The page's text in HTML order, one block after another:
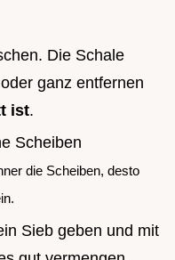
Die Schale
ganz entfernen
ist.
Scheiben
die Scheiben, desto
Sieb geben und mit